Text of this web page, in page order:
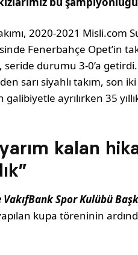
2020-2021 Misli.com
Fenerbahçe Opet’in
seride durumu 3-0’a
sarı siyahlı takım, son
galibiyetle ayrılırken 35
kalan
Spor Kulübü
kupa töreninin